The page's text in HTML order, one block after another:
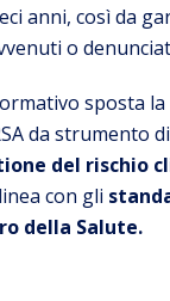
anni, così da
o
sposta
da strumento
del rischio
con gli
della Salute.